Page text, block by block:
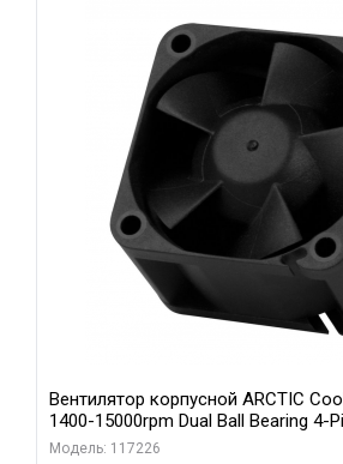
Вентилятор корпусной ARCTIC
1400-15000rpm Dual Ball Bearing 4-Pin Fan-Connector
(ACFAN00264A)
Модель: 117226